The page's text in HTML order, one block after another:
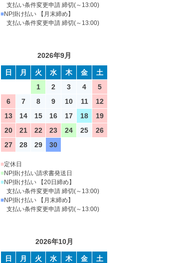
支払い条件変更申請 締切(～13:00)
■NP掛け払い 【月末締め】
支払い条件変更申請 締切(～13:00)
2026年9月
日 月 火 水 木 金
土
1
2 3 4
5
6
7 8 9 10 11
12
13
14 15 16 17 18
19
20
21 22 23 24 25
26
27
28 29 30
■定休日
■NP掛け払い請求書発送日
■NP掛け払い 【20日締め】
支払い条件変更申請 締切(～13:00)
■NP掛け払い 【月末締め】
支払い条件変更申請 締切(～13:00)
2026年10月
日 月 火 水 木 金
土